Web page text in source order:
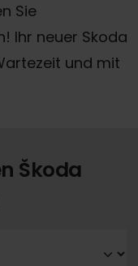
Sie
Ihr neuer Skoda
und mit
Škoda